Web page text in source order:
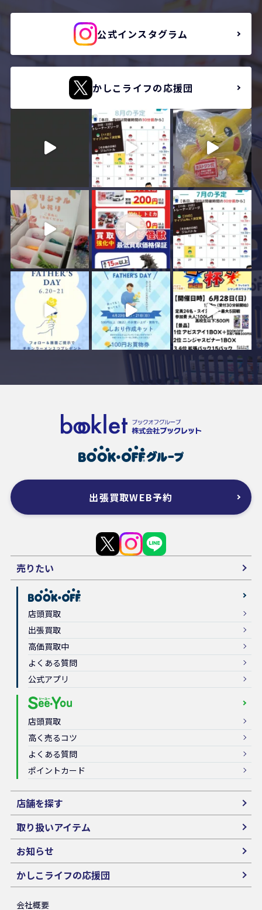
公式インスタグラム
かしこライフの応援団
出張買取WEB予約
売りたい
店頭買取
出張買取
高価買取中
よくある質問
公式アプリ
店頭買取
高く売るコツ
よくある質問
ポイントカード
店舗を探す
取り扱いアイテム
お知らせ
かしこライフの応援団
会社概要